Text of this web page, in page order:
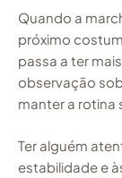
Quando a
próximo
passa a ter
observação
manter a rotina
Ter alguém
estabilidade e